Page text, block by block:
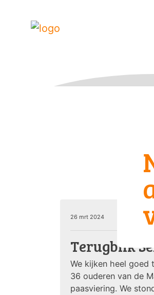
26 mrt 2024
Terugblik
We kijken heel goed
36 ouderen van de
paasviering. We